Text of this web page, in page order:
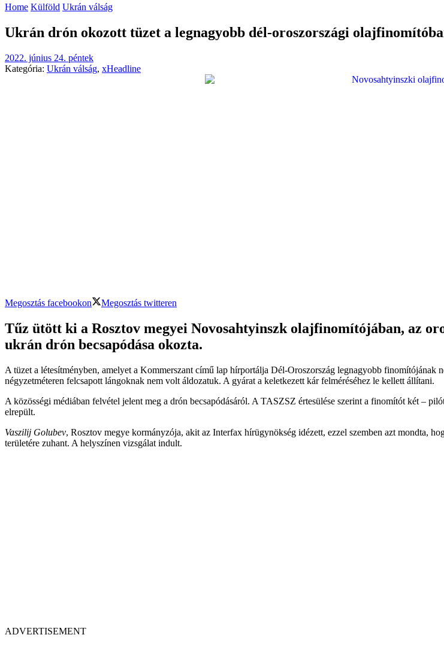
Home Külföld Ukrán válság
Ukrán drón okozott tüzet a legnagyobb dél-oroszországi
2022. június 24. péntek
Kategória: Ukrán válság, xHeadline
Megosztás facebookon Megosztás twitteren
Tűz ütött ki a Rosztov megyei Novosahtyinszk olajfinomítójában, az
ukrán drón becsapódása okozta.
A tüzet a létesítményben, amelyet a Kommerszant című lap hírportálja Dél-Oroszország legnagyobb
négyzetméteren felcsapott lángoknak nem volt áldozatuk. A gyárat a keletkezett kár felméréséhez le kellett állítani.
A közösségi médiában felvétel jelent meg a drón becsapódásáról. A TASZSZ értesülése szerint a finomítót két –
elrepült.
Vaszilij Golubev, Rosztov megye kormányzója, akit az Interfax hírügynökség idézett, ezzel szemben azt mondta,
területére zuhant. A helyszínen vizsgálat indult.
ADVERTISEMENT